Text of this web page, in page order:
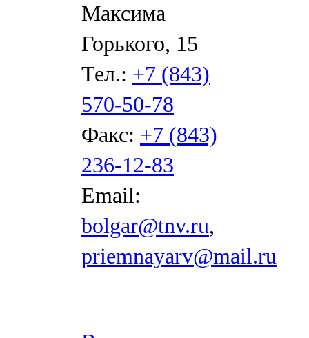
Максима
Горького, 15
Тел.: +7 (843)
570-50-78
Факс: +7 (843)
236-12-83
Email:
bolgar@tnv.ru,
priemnayarv@mail.ru